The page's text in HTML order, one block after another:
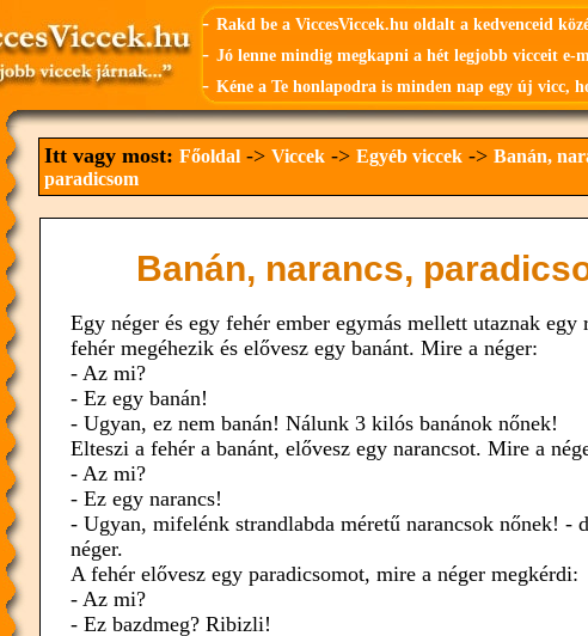
- Rakd be a ViccesViccek.hu oldalt a kedvenceid
- Jó lenne mindig megkapni a hét legjobb vicceit
- Kéne a Te honlapodra is minden nap egy új vicc,
Itt vagy most: Főoldal -> Viccek -> Egyéb viccek -> Banán,
paradicsom
Banán, narancs,
Egy néger és egy fehér ember egymás mellett utaznak egy
fehér megéhezik és elővesz egy banánt. Mire a néger:
- Az mi?
- Ez egy banán!
- Ugyan, ez nem banán! Nálunk 3 kilós banánok nőnek!
Elteszi a fehér a banánt, elővesz egy narancsot. Mire a
- Az mi?
- Ez egy narancs!
- Ugyan, mifelénk strandlabda méretű narancsok nőnek! -
néger.
A fehér elővesz egy paradicsomot, mire a néger megkérdi:
- Az mi?
- Ez bazdmeg? Ribizli!